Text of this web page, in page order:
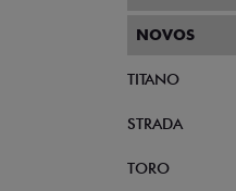
NOVOS
TITANO
STRADA
TORO